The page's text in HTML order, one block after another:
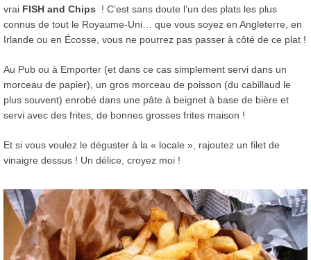
vrai FISH and Chips ! C’est sans doute l’un des plats les plus
connus de tout le Royaume-Uni… que vous soyez en Angleterre, en
Irlande ou en Écosse, vous ne pourrez pas passer à côté de ce plat !
Au Pub ou à Emporter (et dans ce cas simplement servi dans un
morceau de papier), un gros morceau de poisson (du cabillaud le
plus souvent) enrobé dans une pâte à beignet à base de bière et
servi avec des frites, de bonnes grosses frites maison !
Et si vous voulez le déguster à la « locale », rajoutez un filet de
vinaigre dessus ! Un délice, croyez moi !